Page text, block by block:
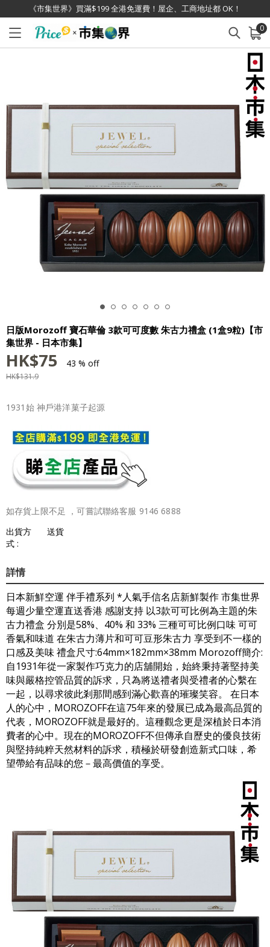
《市集世界》買滿$199 全港免運費！屋企、工商地址都 OK！
0
已加入購物車 查看
日版Morozoff 寶石華倫 3款可可度數 朱古力禮盒 (1盒9粒)【市
集世界 - 日本市集】
HK$75 43 % off
HK$131.9
1931始 神戶港洋菓子起源
如存貨上限不足 ，可嘗試聯絡客服 9146 6888
出貨方
式 :
送貨
詳情
日本新鮮空運 伴手禮系列 *人氣手信名店新鮮製作 市集世界
每週少量空運直送香港 感謝支持 以3款可可比例為主題的朱
古力禮盒 分別是58%、40% 和 33% 三種可可比例口味 可可
香氣和味道 在朱古力薄片和可可豆形朱古力 享受到不一樣的
口感及美味 禮盒尺寸:64mm×182mm×38mm Morozoff簡介:
自1931年從一家製作巧克力的店舖開始，始終秉持著堅持美
味與嚴格控管品質的訴求，只為將送禮者與受禮者的心繫在
一起，以尋求彼此剎那間感到滿心歡喜的璀璨笑容。 在日本
人的心中，MOROZOFF在這75年來的發展已成為最高品質的
代表，MOROZOFF就是最好的。這種觀念更是深植於日本消
費者的心中。現在的MOROZOFF不但傳承自歷史的優良技術
與堅持純粹天然材料的訴求，積極於研發創造新式口味，希
望帶給有品味的您－最高價值的享受。